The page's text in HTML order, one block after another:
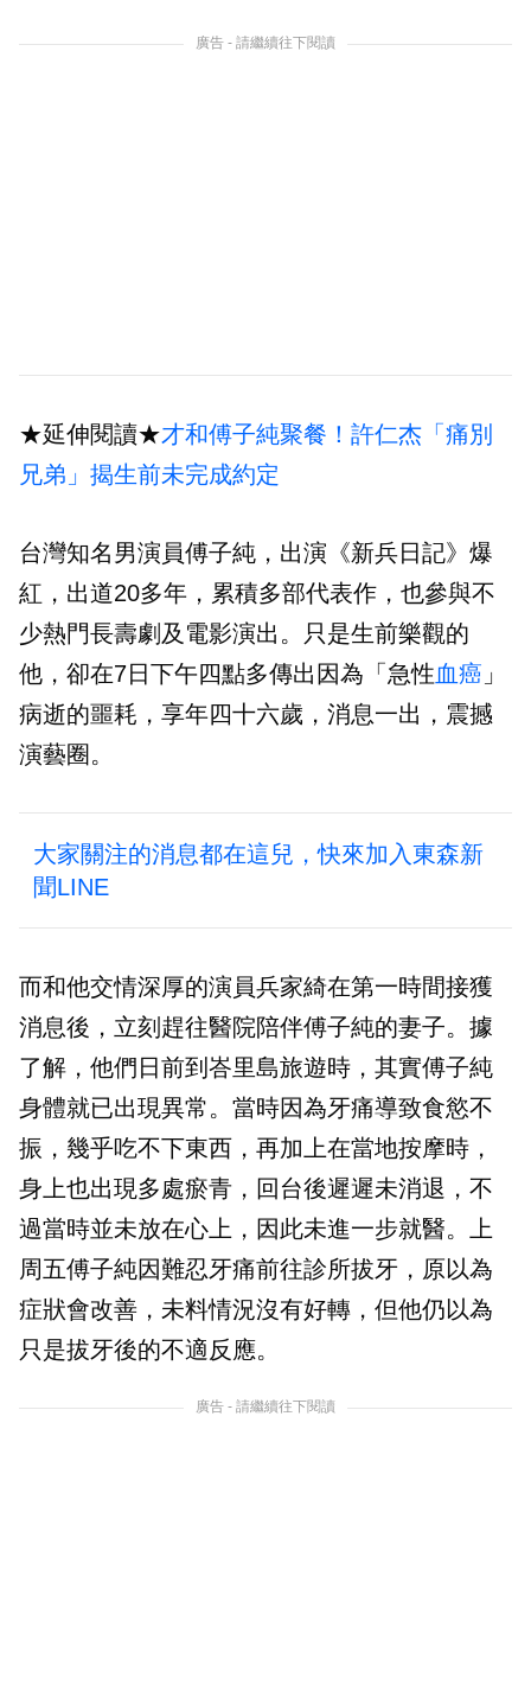
廣告 - 請繼續往下閱讀
★延伸閱讀★才和傅子純聚餐！許仁杰「痛別
兄弟」揭生前未完成約定
台灣知名男演員傅子純，出演《新兵日記》爆
紅，出道20多年，累積多部代表作，也參與不
少熱門長壽劇及電影演出。只是生前樂觀的
他，卻在7日下午四點多傳出因為「急性血癌 」
病逝的噩耗，享年四十六歲，消息一出，震撼
演藝圈。
大家關注的消息都在這兒，快來加入東森新
聞LINE
而和他交情深厚的演員兵家綺在第一時間接獲
消息後，立刻趕往醫院陪伴傅子純的妻子。據
了解，他們日前到峇里島旅遊時，其實傅子純
身體就已出現異常。當時因為牙痛導致食慾不
振，幾乎吃不下東西，再加上在當地按摩時，
身上也出現多處瘀青，回台後遲遲未消退，不
過當時並未放在心上，因此未進一步就醫。上
周五傅子純因難忍牙痛前往診所拔牙，原以為
症狀會改善，未料情況沒有好轉，但他仍以為
只是拔牙後的不適反應。
廣告 - 請繼續往下閱讀